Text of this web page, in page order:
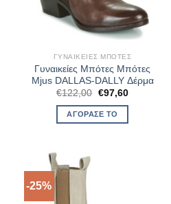
ΓΥΝΑΙΚΕΊΕΣ ΜΠΌΤΕΣ
Γυναικείες Μπότες Μπότες
Mjus DALLAS-DALLY Δέρμα
€122,00 Original
was:
€122,00.
€97,60Η
ΑΓΌΡΑΣΈ ΤΟ
-25%